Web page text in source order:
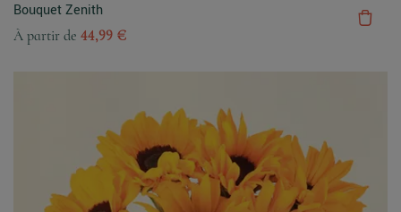
Bouquet Zenith
À partir de 44,99 €